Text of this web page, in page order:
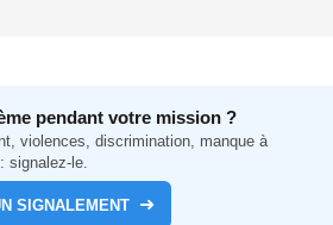
pendant votre mission ?
violences, discrimination, manque à
signalez-le.
SIGNALEMENT